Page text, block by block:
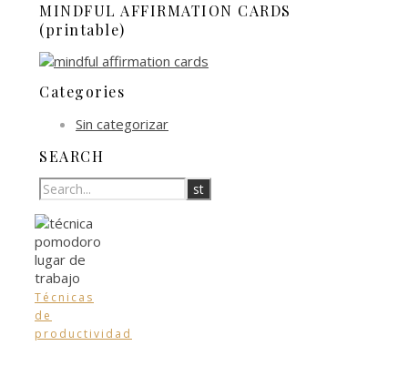
MINDFUL AFFIRMATION CARDS
(printable)
Categories
Sin categorizar
SEARCH
Técnicas
de
productividad